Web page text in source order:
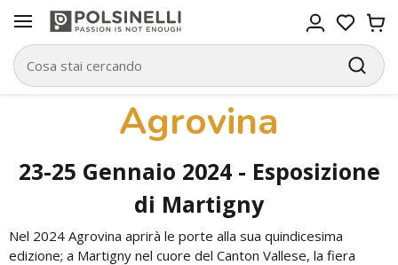
Agrovina
23-25 Gennaio 2024 - Esposizione
di Martigny
Nel 2024 Agrovina aprirà le porte alla sua quindicesima
edizione; a Martigny nel cuore del Canton Vallese, la fiera